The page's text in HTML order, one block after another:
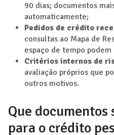
90 dias; documentos
automaticamente;
Pedidos de crédito
consultas ao Mapa de
espaço de tempo
Critérios internos de
avaliação próprios que
outros motivos.
Que documentos
para o crédito